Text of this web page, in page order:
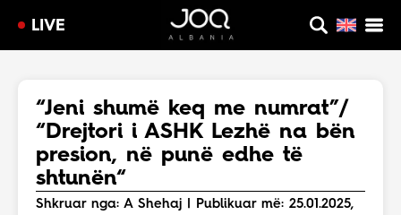
LIVE
“Jeni shumë keq me numrat”/
“Drejtori i ASHK Lezhë na bën
presion, në punë edhe të
shtunën“
Shkruar nga: A Shehaj | Publikuar më: 25.01.2025,